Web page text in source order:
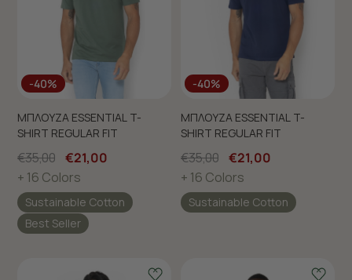
-40%
ΜΠΛΟΥΖΑ ESSENTIAL T-
SHIRT REGULAR FIT
€35,00 €21,00
+ 16 Colors
Sustainable Cotton
Best Seller
-40%
ΜΠΛΟΥΖΑ ESSENTIAL T-
SHIRT REGULAR FIT
€35,00 €21,00
+ 16 Colors
Sustainable Cotton